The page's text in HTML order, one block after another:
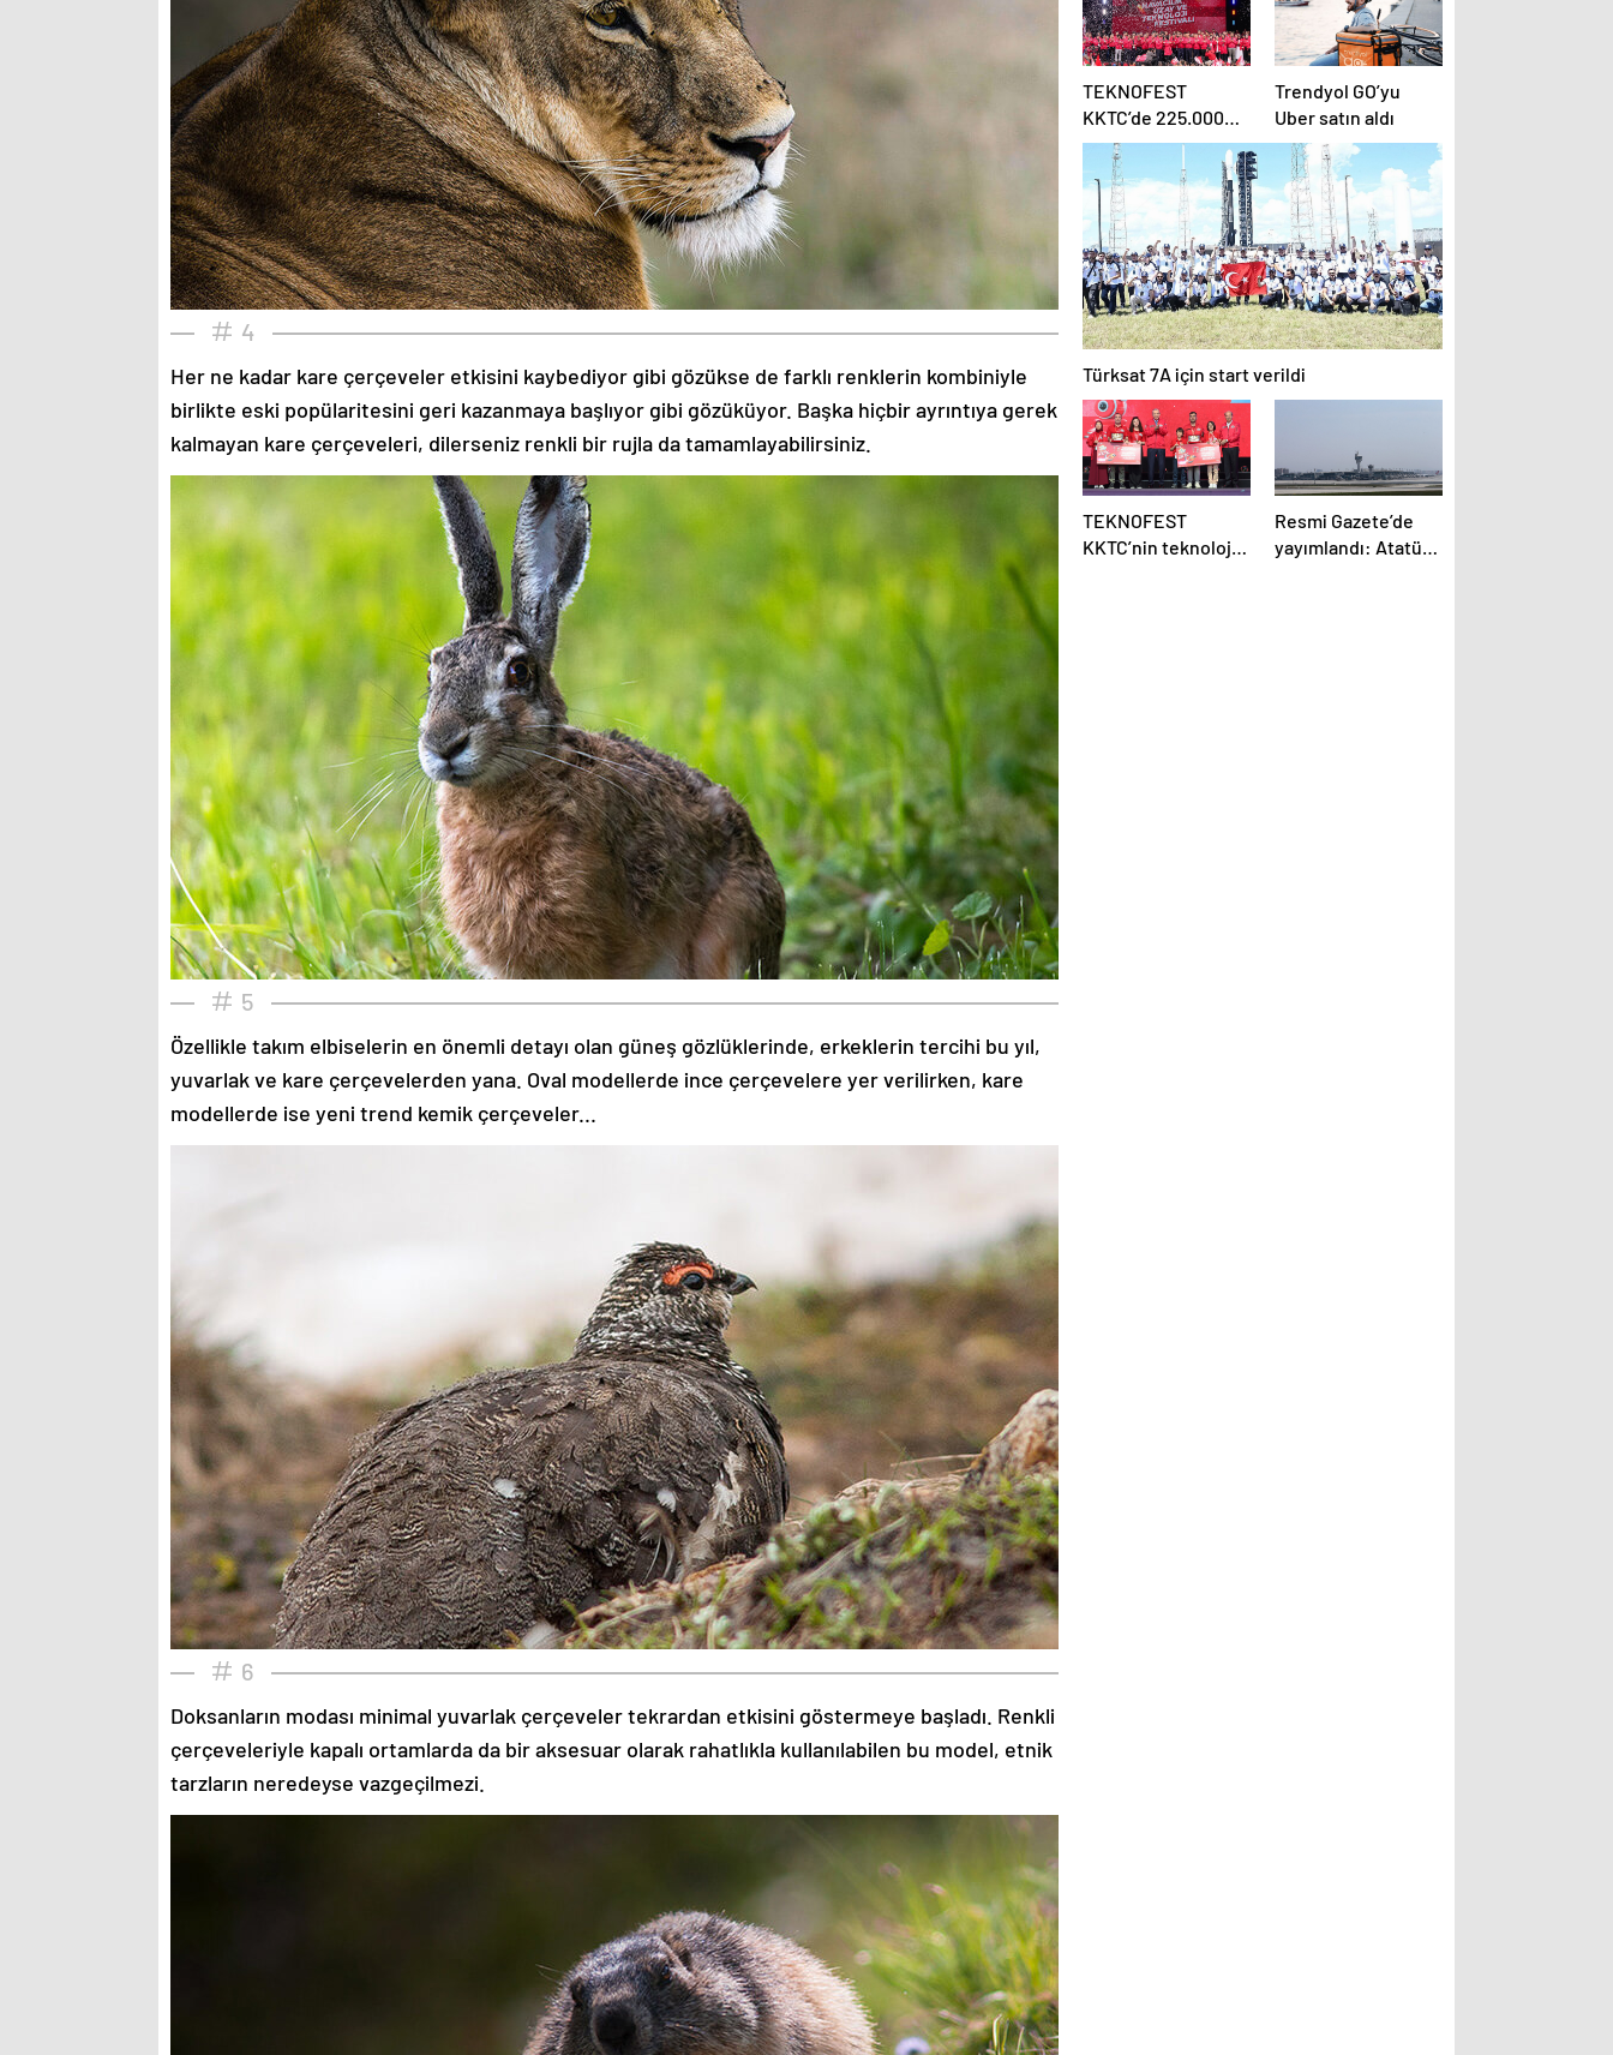
4
Her ne kadar kare çerçeveler etkisini kaybediyor gibi gözükse de farklı renklerin kombiniyle
birlikte eski popülaritesini geri kazanmaya başlıyor gibi gözüküyor. Başka hiçbir ayrıntıya gerek
kalmayan kare çerçeveleri, dilerseniz renkli bir rujla da tamamlayabilirsiniz.
5
Özellikle takım elbiselerin en önemli detayı olan güneş gözlüklerinde, erkeklerin tercihi bu yıl,
yuvarlak ve kare çerçevelerden yana. Oval modellerde ince çerçevelere yer verilirken, kare
modellerde ise yeni trend kemik çerçeveler...
6
Doksanların modası minimal yuvarlak çerçeveler tekrardan etkisini göstermeye başladı. Renkli
çerçeveleriyle kapalı ortamlarda da bir aksesuar olarak rahatlıkla kullanılabilen bu model, etnik
tarzların neredeyse vazgeçilmezi.
TEKNOFEST
KKTC’de 225.000
kişilik dev buluşma!
Trendyol GO’yu
Uber satın aldı
Türksat 7A için start verildi
TEKNOFEST
KKTC’nin teknoloji
Resmi Gazete’de
yayımlandı: Atatürk